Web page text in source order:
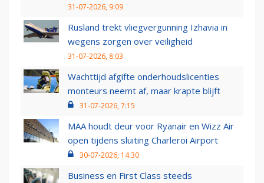
31-07-2026, 9:09
Rusland trekt vliegvergunning Izhavia in
wegens zorgen over veiligheid
31-07-2026, 8:03
Wachttijd afgifte onderhoudslicenties
monteurs neemt af, maar krapte blijft
31-07-2026, 7:15
MAA houdt deur voor Ryanair en Wizz Air
open tijdens sluiting Charleroi Airport
30-07-2026, 14:30
Business en First Class steeds